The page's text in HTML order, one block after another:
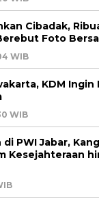
Cibadak,
Foto
WIB
KDM Ingin
WIB
PWI Jabar,
Kesejahteraan